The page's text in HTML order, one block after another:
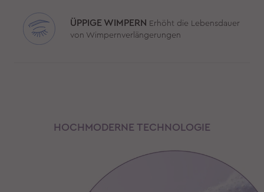
ÜPPIGE WIMPERN Erhöht die Lebensdauer
von Wimpernverlängerungen
HOCHMODERNE TECHNOLOGIE